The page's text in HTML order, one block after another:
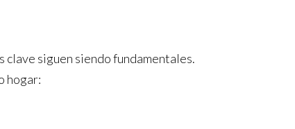
clave siguen siendo fundamentales.
hogar: